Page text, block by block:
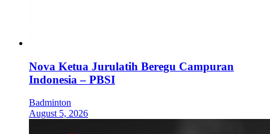
Nova Ketua Jurulatih Beregu Campuran
Indonesia – PBSI
Badminton
August 5, 2026